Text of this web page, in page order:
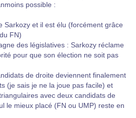
possible :
Sarkozy et il est élu (forcément grâce
FN)
des législatives : Sarkozy réclame
pour que son élection ne soit pas
de droite deviennent finalement
(je sais je ne la joue pas facile) et
avec deux candidats de
le mieux placé (FN ou UMP) reste en